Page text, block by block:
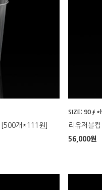
개*111원]
SIZE:
리유저블
56,000원